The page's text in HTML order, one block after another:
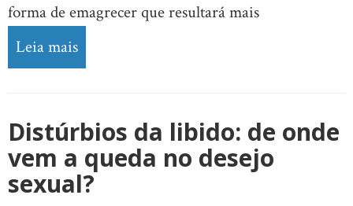
forma de emagrecer que resultará mais
Leia mais
Distúrbios da libido: de onde
vem a queda no desejo
sexual?